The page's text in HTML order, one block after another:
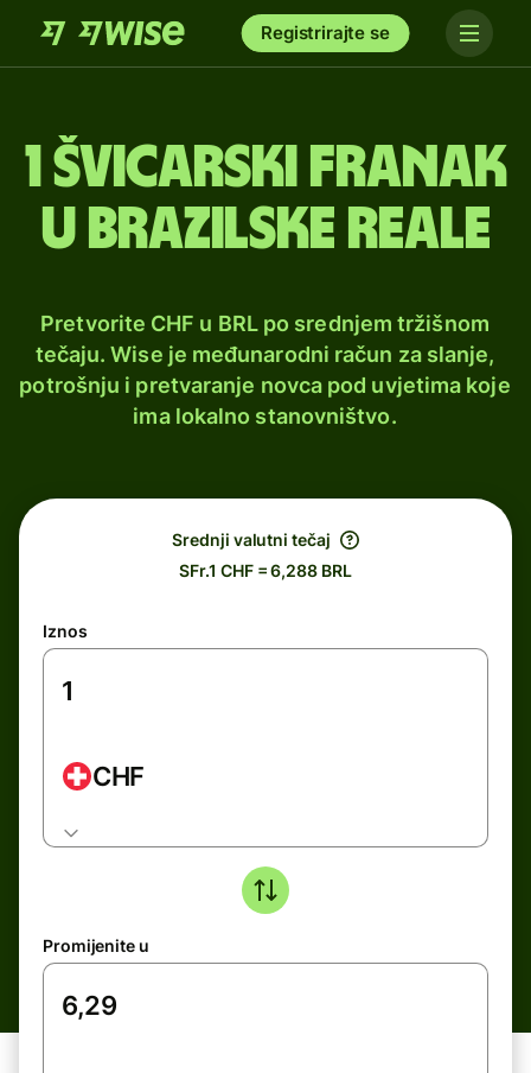
Registrirajte se
1 švicarski franak
u brazilske reale
Pretvorite CHF u BRL po srednjem tržišnom
tečaju. Wise je međunarodni račun za slanje,
potrošnju i pretvaranje novca pod uvjetima koje
ima lokalno stanovništvo.
Srednji valutni tečaj
SFr.1 CHF = 6,288 BRL
Iznos
CHF
Promijenite u